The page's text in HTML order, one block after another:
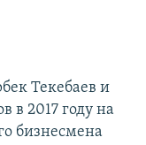
Текебаев и
в 2017 году на
бизнесмена